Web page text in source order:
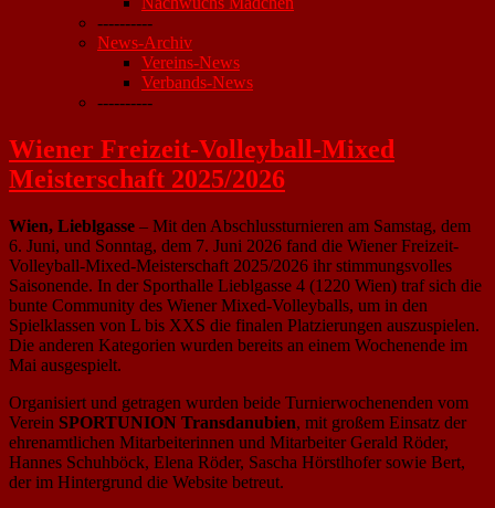
----------
News-Archiv
Vereins-News
Verbands-News
----------
Wiener Freizeit-Volleyball-Mixed
Meisterschaft 2025/2026
Wien, Lieblgasse – Mit den Abschlussturnieren am Samstag, dem
6. Juni, und Sonntag, dem 7. Juni 2026 fand die Wiener Freizeit-
Volleyball-Mixed-Meisterschaft 2025/2026 ihr stimmungsvolles
Saisonende. In der Sporthalle Lieblgasse 4 (1220 Wien) traf sich die
bunte Community des Wiener Mixed-Volleyballs, um in den
Spielklassen von L bis XXS die finalen Platzierungen auszuspielen.
Die anderen Kategorien wurden bereits an einem Wochenende im
Mai ausgespielt.
Organisiert und getragen wurden beide Turnierwochenenden vom
Verein SPORTUNION Transdanubien, mit großem Einsatz der
ehrenamtlichen Mitarbeiterinnen und Mitarbeiter Gerald Röder,
Hannes Schuhböck, Elena Röder, Sascha Hörstlhofer sowie Bert,
der im Hintergrund die Website betreut.